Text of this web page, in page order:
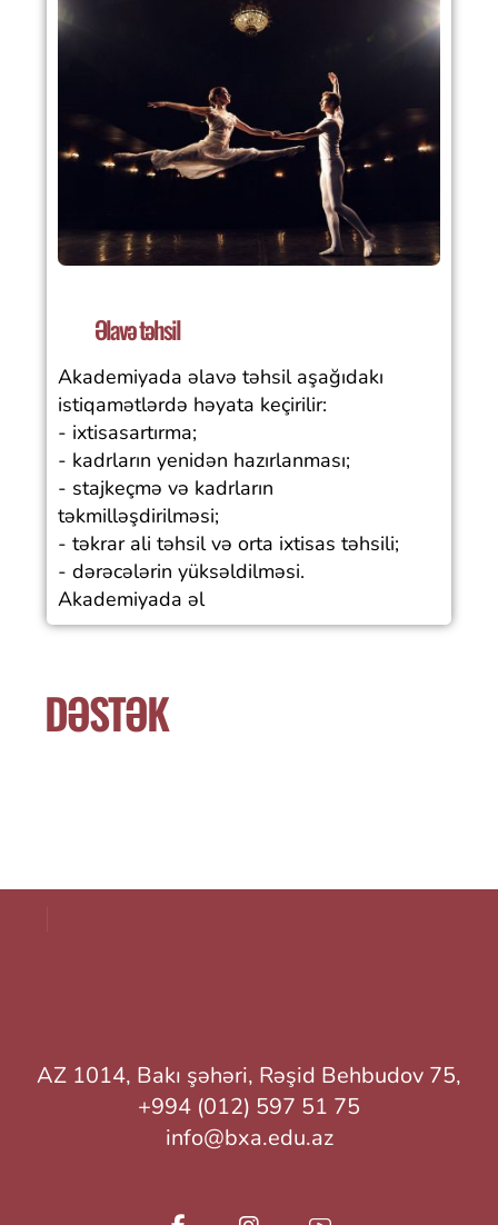
Əlavə təhsil
Akademiyada əlavə təhsil aşağıdakı
istiqamətlərdə həyata keçirilir:
- ixtisasartırma;
- kadrların yenidən hazırlanması;
- stajkeçmə və kadrların
təkmilləşdirilməsi;
- təkrar ali təhsil və orta ixtisas təhsili;
- dərəcələrin yüksəldilməsi.
Akademiyada əl
DƏSTƏK
AZ 1014, Bakı şəhəri, Rəşid Behbudov 75,
+994 (012) 597 51 75
info@bxa.edu.az